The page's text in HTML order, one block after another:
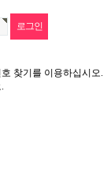
찾기를 이용하십시오.